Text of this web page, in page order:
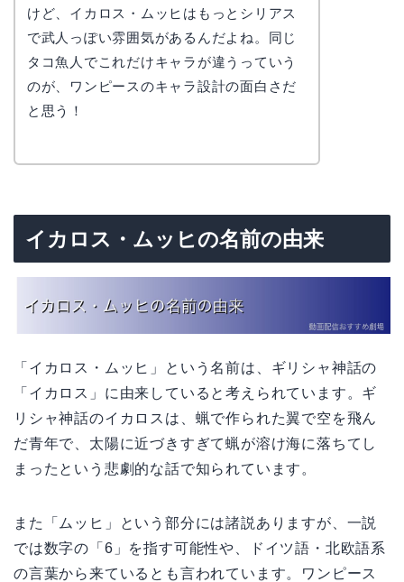
けど、イカロス・ムッヒはもっとシリアス
で武人っぽい雰囲気があるんだよね。同じ
タコ魚人でこれだけキャラが違うっていう
のが、ワンピースのキャラ設計の面白さだ
と思う！
イカロス・ムッヒの名前の由来
「イカロス・ムッヒ」という名前は、ギリシャ神話の
「イカロス」に由来していると考えられています。ギ
リシャ神話のイカロスは、蝋で作られた翼で空を飛ん
だ青年で、太陽に近づきすぎて蝋が溶け海に落ちてし
まったという悲劇的な話で知られています。
また「ムッヒ」という部分には諸説ありますが、一説
では数字の「6」を指す可能性や、ドイツ語・北欧語系
の言葉から来ているとも言われています。ワンピース